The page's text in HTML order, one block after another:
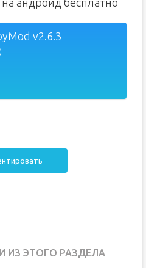
андроид бесплатно
v2.6.3
ИЗ ЭТОГО РАЗДЕЛА